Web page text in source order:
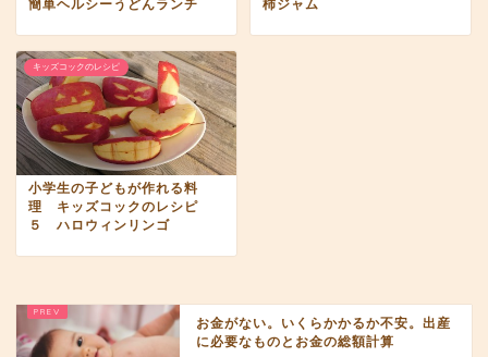
キッズコックのレシピ
小学生の子どもが作れる料
理 キッズコックのレシピ
５ ハロウィンリンゴ
お金がない。いくらかかるか不安。出産
に必要なものとお金の総額計算